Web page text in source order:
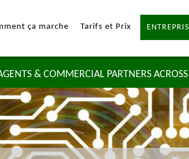
ça marche Tarifs et Prix
& COMMERCIAL PARTNERS